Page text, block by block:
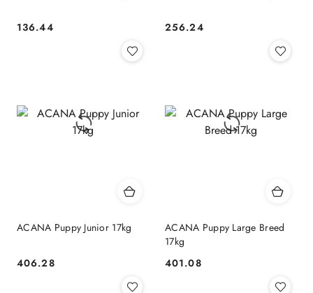
Cena:
136.44 Cena:
256.24
ACANA Puppy Junior 17kg
Cena:
406.28
ACANA Puppy Large Breed
17kg
Cena:
401.08